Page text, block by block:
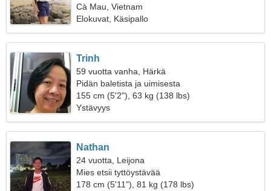
Cà Mau, Vietnam
Elokuvat, Käsipallo
Trinh
59 vuotta vanha, Härkä
Pidän baletista ja uimisesta
155 cm (5'2"), 63 kg (138 lbs)
Ystävyys
Nathan
24 vuotta, Leijona
Mies etsii tyttöystävää
178 cm (5'11"), 81 kg (178 lbs)